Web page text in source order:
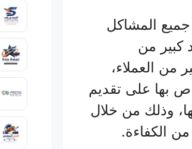
المشاكل
كبير من
من العملاء،
بها على تقديم
وذلك من خلال
الكفاءة.